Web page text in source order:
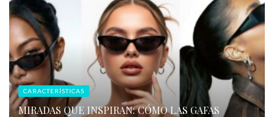
CARACTERÍSTICAS
MIRADAS QUE INSPIRAN: CÓMO LAS GAFAS